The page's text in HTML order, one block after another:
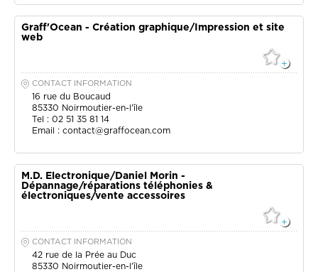
Graff'Ocean - Création graphique/Impression et site
web
CONTACT INFORMATION
16 rue du Boucaud
85330 Noirmoutier-en-l'île
Tel : 02 51 35 81 14
Email : contact@graffocean.com
M.D. Electronique/Daniel Morin -
Dépannage/réparations téléphonies &
électroniques/vente accessoires
CONTACT INFORMATION
42 rue de la Prée au Duc
85330 Noirmoutier-en-l'île